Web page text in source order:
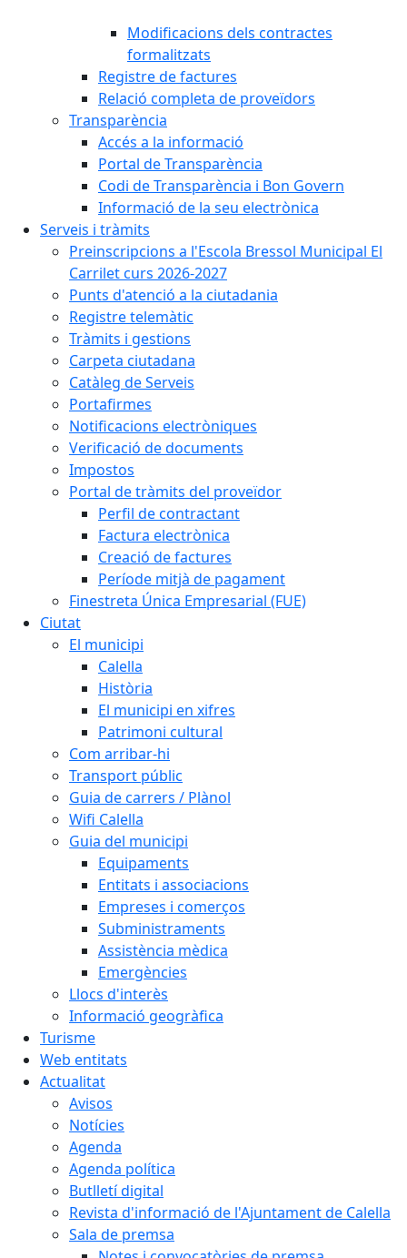
Modificacions dels contractes
formalitzats
Registre de factures
Relació completa de proveïdors
Transparència
Accés a la informació
Portal de Transparència
Codi de Transparència i Bon Govern
Informació de la seu electrònica
Serveis i tràmits
Preinscripcions a l'Escola Bressol Municipal El
Carrilet curs 2026-2027
Punts d'atenció a la ciutadania
Registre telemàtic
Tràmits i gestions
Carpeta ciutadana
Catàleg de Serveis
Portafirmes
Notificacions electròniques
Verificació de documents
Impostos
Portal de tràmits del proveïdor
Perfil de contractant
Factura electrònica
Creació de factures
Període mitjà de pagament
Finestreta Única Empresarial (FUE)
Ciutat
El municipi
Calella
Història
El municipi en xifres
Patrimoni cultural
Com arribar-hi
Transport públic
Guia de carrers / Plànol
Wifi Calella
Guia del municipi
Equipaments
Entitats i associacions
Empreses i comerços
Subministraments
Assistència mèdica
Emergències
Llocs d'interès
Informació geogràfica
Turisme
Web entitats
Actualitat
Avisos
Notícies
Agenda
Agenda política
Butlletí digital
Revista d'informació de l'Ajuntament de Calella
Sala de premsa